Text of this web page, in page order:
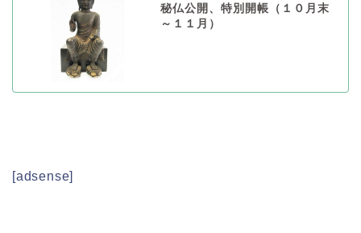
秘仏公開、特別開帳（１０月末
～１１月）
[adsense]